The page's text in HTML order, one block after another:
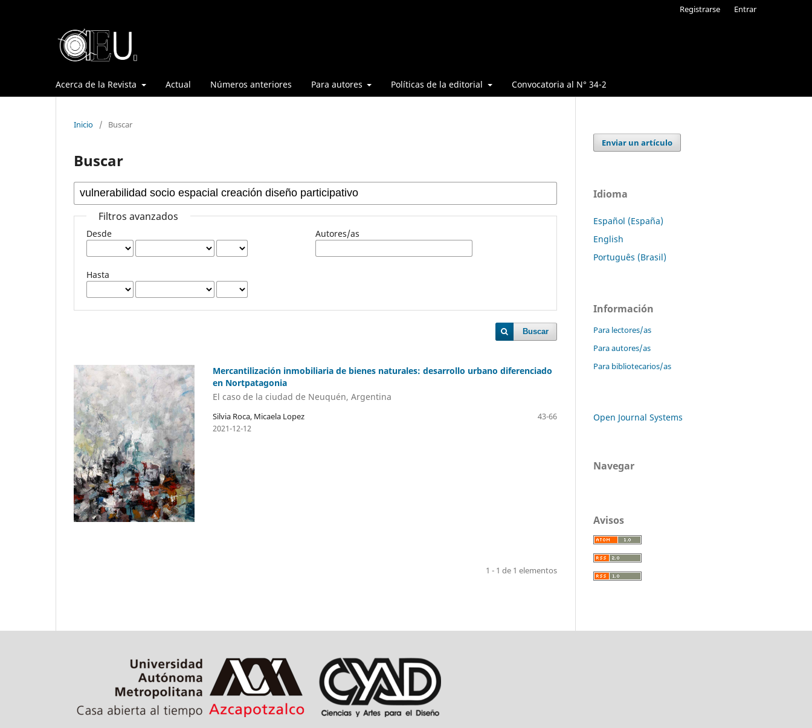
Acerca de la Revista Actual Números anteriores Para autores Políticas de la editorial Convocatoria al N° 34-2
Registrarse Entrar
Inicio / Buscar
Buscar
Filtros avanzados
Desde
Hasta
Autores/as
Buscar
Mercantilización inmobiliaria de bienes naturales: desarrollo urbano diferenciado
en Nortpatagonia
El caso de la ciudad de Neuquén, Argentina
Silvia Roca, Micaela Lopez
43-66
2021-12-12
1 - 1 de 1 elementos
Enviar un artículo
Idioma
Español (España)
English
Português (Brasil)
Información
Para lectores/as
Para autores/as
Para bibliotecarios/as
Open Journal Systems
Navegar
Avisos